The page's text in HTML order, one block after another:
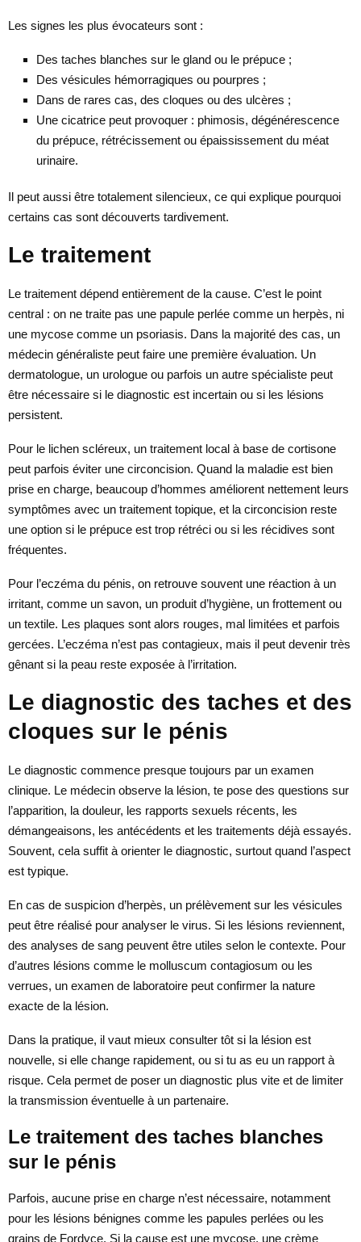
Les signes les plus évocateurs sont :
Des taches blanches sur le gland ou le prépuce ;
Des vésicules hémorragiques ou pourpres ;
Dans de rares cas, des cloques ou des ulcères ;
Une cicatrice peut provoquer : phimosis, dégénérescence
du prépuce, rétrécissement ou épaississement du méat
urinaire.
Il peut aussi être totalement silencieux, ce qui explique pourquoi
certains cas sont découverts tardivement.
Le traitement
Le traitement dépend entièrement de la cause. C’est le point
central : on ne traite pas une papule perlée comme un herpès, ni
une mycose comme un psoriasis. Dans la majorité des cas, un
médecin généraliste peut faire une première évaluation. Un
dermatologue, un urologue ou parfois un autre spécialiste peut
être nécessaire si le diagnostic est incertain ou si les lésions
persistent.
Pour le lichen scléreux, un traitement local à base de cortisone
peut parfois éviter une circoncision. Quand la maladie est bien
prise en charge, beaucoup d’hommes améliorent nettement leurs
symptômes avec un traitement topique, et la circoncision reste
une option si le prépuce est trop rétréci ou si les récidives sont
fréquentes.
Pour l’eczéma du pénis, on retrouve souvent une réaction à un
irritant, comme un savon, un produit d’hygiène, un frottement ou
un textile. Les plaques sont alors rouges, mal limitées et parfois
gercées. L’eczéma n’est pas contagieux, mais il peut devenir très
gênant si la peau reste exposée à l’irritation.
Le diagnostic des taches et des
cloques sur le pénis
Le diagnostic commence presque toujours par un examen
clinique. Le médecin observe la lésion, te pose des questions sur
l’apparition, la douleur, les rapports sexuels récents, les
démangeaisons, les antécédents et les traitements déjà essayés.
Souvent, cela suffit à orienter le diagnostic, surtout quand l’aspect
est typique.
En cas de suspicion d’herpès, un prélèvement sur les vésicules
peut être réalisé pour analyser le virus. Si les lésions reviennent,
des analyses de sang peuvent être utiles selon le contexte. Pour
d’autres lésions comme le molluscum contagiosum ou les
verrues, un examen de laboratoire peut confirmer la nature
exacte de la lésion.
Dans la pratique, il vaut mieux consulter tôt si la lésion est
nouvelle, si elle change rapidement, ou si tu as eu un rapport à
risque. Cela permet de poser un diagnostic plus vite et de limiter
la transmission éventuelle à un partenaire.
Le traitement des taches blanches
sur le pénis
Parfois, aucune prise en charge n’est nécessaire, notamment
pour les lésions bénignes comme les papules perlées ou les
grains de Fordyce. Si la cause est une mycose, une crème